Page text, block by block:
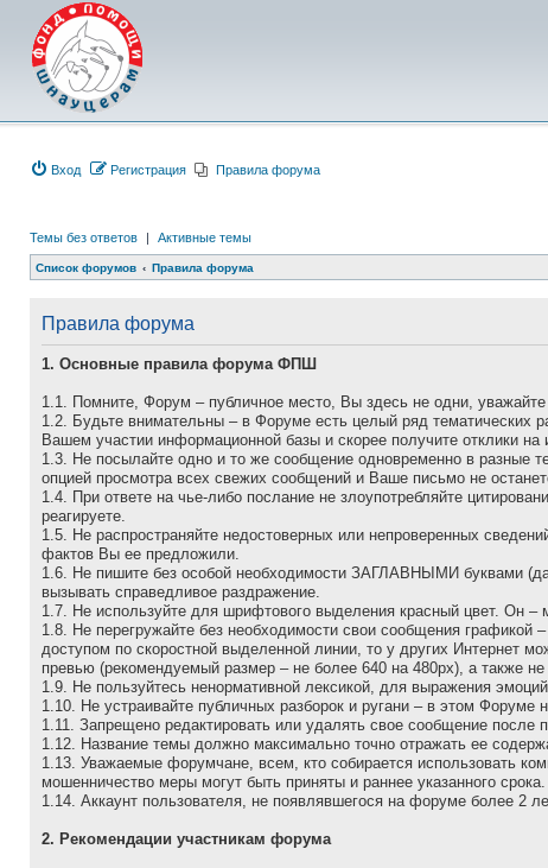
Вход Регистрация Правила форума
Темы без ответов | Активные темы
Список форумов Правила форума
Правила форума
1. Основные правила форума ФПШ
1.1. Помните, Форум – публичное место, Вы здесь не одни,
1.2. Будьте внимательны – в Форуме есть целый ряд тематических
Вашем участии информационной базы и скорее получите отклики
1.3. Не посылайте одно и то же сообщение одновременно в разные
опцией просмотра всех свежих сообщений и Ваше письмо не
1.4. При ответе на чье-либо послание не злоупотребляйте
реагируете.
1.5. Не распространяйте недостоверных или непроверенных
фактов Вы ее предложили.
1.6. Не пишите без особой необходимости ЗАГЛАВНЫМИ буквами
вызывать справедливое раздражение.
1.7. Не используйте для шрифтового выделения красный цвет. Он –
1.8. Не перегружайте без необходимости свои сообщения
доступом по скоростной выделенной линии, то у других Интернет
превью (рекомендуемый размер – не более 640 на 480рх), а также
1.9. Не пользуйтесь ненормативной лексикой, для выражения
1.10. Не устраивайте публичных разборок и ругани – в этом Форуме
1.11. Запрещено редактировать или удалять свое сообщение после
1.12. Название темы должно максимально точно отражать ее
1.13. Уважаемые форумчане, всем, кто собирается использовать
мошенничество меры могут быть приняты и раннее указанного срока.
1.14. Аккаунт пользователя, не появлявшегося на форуме более 2
2. Рекомендации участникам форума